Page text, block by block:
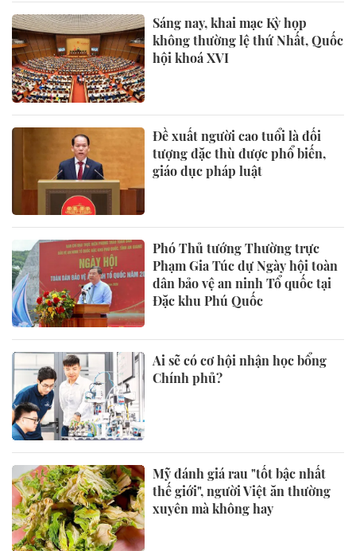
Sáng nay, khai mạc Kỳ họp
không thường lệ thứ Nhất, Quốc
hội khoá XVI
Đề xuất người cao tuổi là đối
tượng đặc thù được phổ biến,
giáo dục pháp luật
Phó Thủ tướng Thường trực
Phạm Gia Túc dự Ngày hội toàn
dân bảo vệ an ninh Tổ quốc tại
Đặc khu Phú Quốc
Ai sẽ có cơ hội nhận học bổng
Chính phủ?
Mỹ đánh giá rau "tốt bậc nhất
thế giới", người Việt ăn thường
xuyên mà không hay